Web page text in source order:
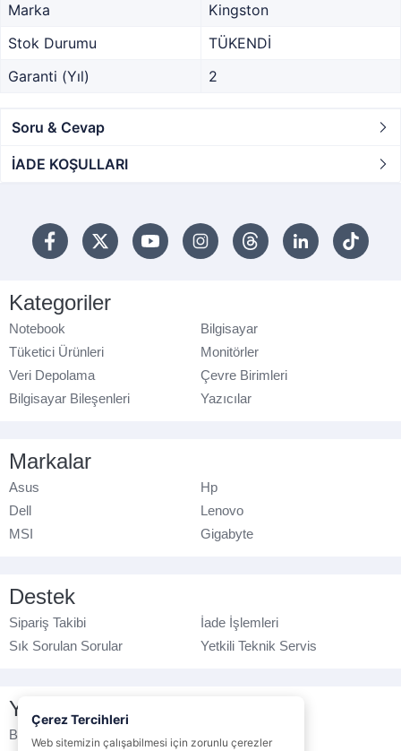
Marka
Kingston
Stok Durumu
TÜKENDİ
Garanti (Yıl)
2
Soru & Cevap
İADE KOŞULLARI
Kategoriler
Notebook
Bilgisayar
Tüketici Ürünleri
Monitörler
Veri Depolama
Çevre Birimleri
Bilgisayar Bileşenleri
Yazıcılar
Markalar
Asus
Hp
Dell
Lenovo
MSI
Gigabyte
Destek
Sipariş Takibi
İade İşlemleri
Sık Sorulan Sorular
Yetkili Teknik Servis
Yasal Bilgilendirme
Banka Hesap No
Çerez Tercihleri
Web sitemizin çalışabilmesi için zorunlu çerezler